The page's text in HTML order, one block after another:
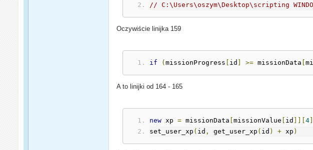
// C:\Users\oszym\Desktop\scripting
Oczywiście linijka 159
if (missionProgress [ id ] >= missionData [
A to linijki od 164 - 165
new xp = missionData [missionValue [ id ]][4]
set_user_xp ( id , get_user_xp ( id ) + xp )